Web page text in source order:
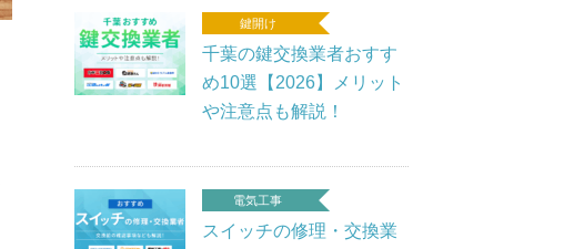
鍵開け
千葉の鍵交換業者おすす
め10選【2026】メリット
や注意点も解説！
電気工事
スイッチの修理・交換業